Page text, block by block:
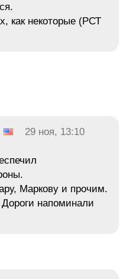
как некоторые (РСТ
29 ноя, 13:10
Маркову и прочим.
напоминали